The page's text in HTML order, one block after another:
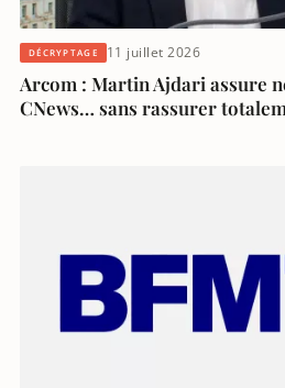
DÉCRYPTAGE 11 juillet 2026
Arcom : Martin Ajdari assure
CNews… sans rassurer